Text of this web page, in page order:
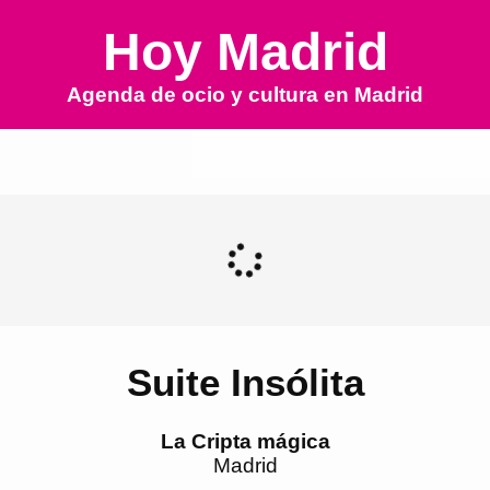
Hoy Madrid
Agenda de ocio y cultura en Madrid
Suite Insólita
La Cripta mágica
Madrid